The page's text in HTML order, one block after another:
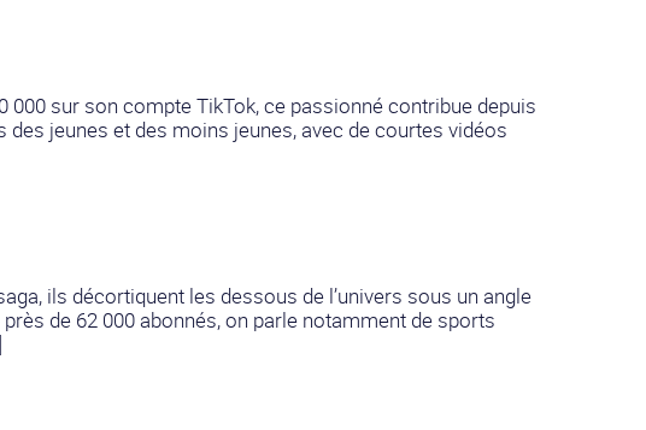
000 sur son compte TikTok, ce passionné contribue depuis
des jeunes et des moins jeunes, avec de courtes vidéos
ils décortiquent les dessous de l’univers sous un angle
de 62 000 abonnés, on parle notamment de sports